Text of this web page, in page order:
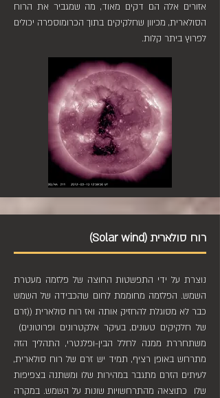
אזורים אלה הם דקים מאוד, מה שמגביר את הרוח
הסולארית, מכיוון שחלקיקים בתוך הכרומוספרה יכולים
לפרוץ ביתר קלות.
רוח סולארית (Solar wind)
נוצרת על ידי התפשטות החוצה של פלזמה מעטרת
השמש. הפלזמה מחוממת לחום שהכבידה של השמש
כבר לא מסוגלת להחזיק אותה ואז רוח סולארית ((זרם
של חלקיקים טעונים, בעיקר אלקטרונים ופרוטונים)
משתחררת ממנה לחלל הבין-ופלנטרי, התהליך הזה
מתרחש באופן רציף, תמיד יש זרם של רוח סולארית,
לעיתים הזרם מתגבר במהירות שלו ומשתנה בצפיפות
שלו כתוצאה מהתרחשויות שונות על השמש. במקרה